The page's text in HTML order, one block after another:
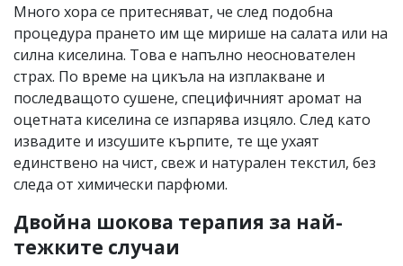
Много хора се притесняват, че след подобна
процедура прането им ще мирише на салата или на
силна киселина. Това е напълно неоснователен
страх. По време на цикъла на изплакване и
последващото сушене, специфичният аромат на
оцетната киселина се изпарява изцяло. След като
извадите и изсушите кърпите, те ще ухаят
единствено на чист, свеж и натурален текстил, без
следа от химически парфюми.
Двойна шокова терапия за най-
тежките случаи